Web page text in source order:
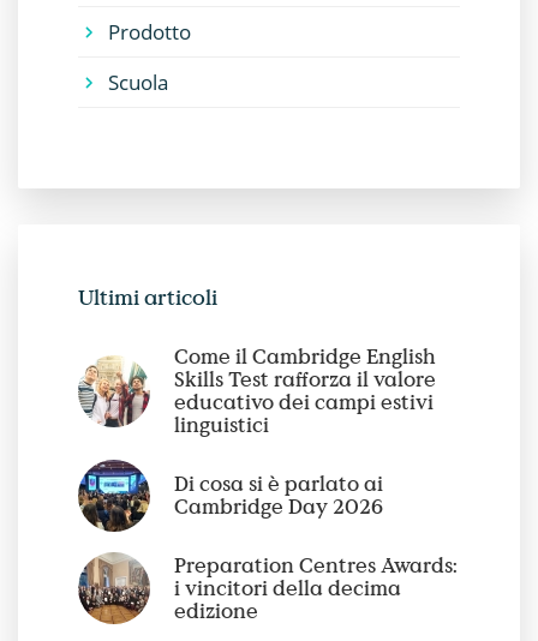
Prodotto
Scuola
Ultimi articoli
Come il Cambridge English
Skills Test rafforza il valore
educativo dei campi estivi
linguistici
Di cosa si è parlato ai
Cambridge Day 2026
Preparation Centres Awards:
i vincitori della decima
edizione